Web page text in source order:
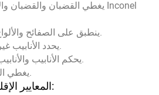
ASTM B167: ينطبق على الصفائح والألواح والرقائق.
ASTM B168: يحدد الأنابيب غير الملحومة.
ASTM B446: يحكم الأنابيب والأنابيب الملحومة.
ASTM B564: يغطي المطروقات.
المعايير الإقليمية والصناعية الأخرى: